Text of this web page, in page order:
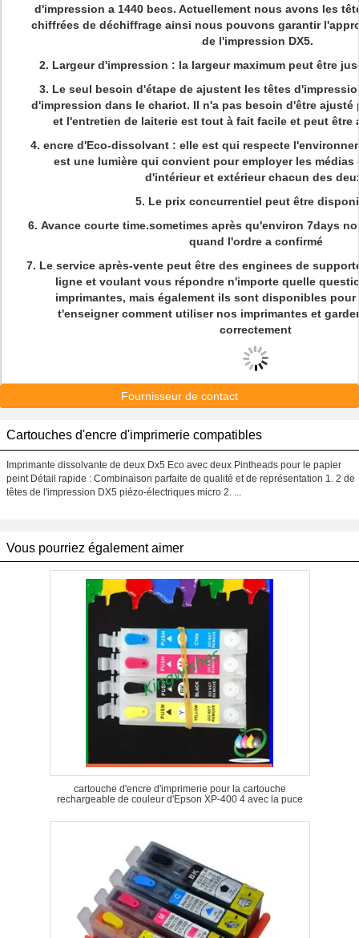
d'impression a 1440 becs. Actuellement nous avons les
chiffrées de déchiffrage ainsi nous pouvons garantir
de l'impression DX5.
2. Largeur d'impression : la largeur maximum peut être
3. Le seul besoin d'étape de ajustent les têtes
d'impression dans le chariot. Il n'a pas besoin d'être
et l'entretien de laiterie est tout à fait facile et peut être
4. encre d'Eco-dissolvant : elle est qui respecte
est une lumière qui convient pour employer les médias
d'intérieur et extérieur chacun des
5. Le prix concurrentiel peut être
6. Avance courte time.sometimes après qu'environ 7days
quand l'ordre a confirmé
7. Le service après-vente peut être des enginees de
ligne et voulant vous répondre n'importe quelle
imprimantes, mais également ils sont disponibles
t'enseigner comment utiliser nos imprimantes et
correctement
Fournisseur de contact
Cartouches d'encre d'imprimerie compatibles
Imprimante dissolvante de deux Dx5 Eco avec deux Pintheads pour le papier
peint Détail rapide : Combinaison parfaite de qualité et de représentation 1. 2 de
têtes de l'impression DX5 piézo-électriques micro 2. ...
Vous pourriez également aimer
cartouche d'encre d'imprimerie pour la cartouche
rechargeable de couleur d'Epson XP-400 4 avec la puce